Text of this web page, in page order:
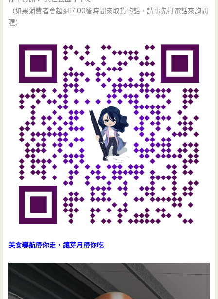
（如果消費者會超過17:00後時間來取貨的話，請事先打電話來詢問
喔）
美食導航帶你走，讓芽月帶你吃